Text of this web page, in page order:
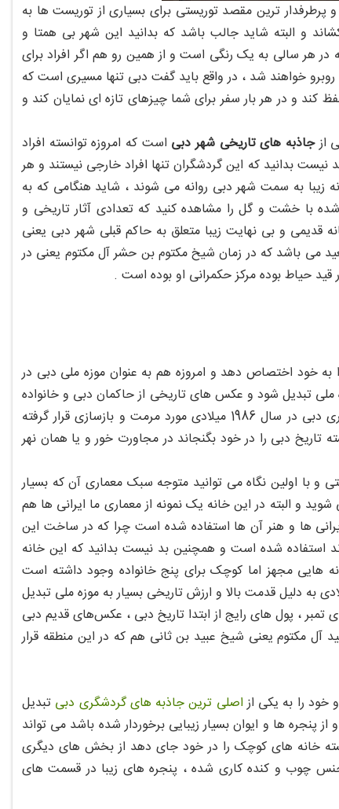
پرطرفدار ترین مقصد توریستی برای بسیاری از توریست ها به
و البته شاید جالب باشد که بدانید این شهر بی همتا و
هر سالی به یک رنگی است و از همین رو هم اگر افراد برای
خواهند شد ، در واقع باید گفت دبی تنها مسیری است که
کند و در هر بار سفر برای شما چیزهای تازه ای نمایان کند و
ازجاذبه های تاریخی شهر دبی است که امروزه توانسته افراد
نیست بدانید که این گردشگران تنها افراد خارجی نیستند و هر
زیبا به سمت شهر دبی روانه می شوند ، شاید هنگامی که به
با خشت و گل را مشاهده کنید که تعدادی آثار تاریخی و
و بی نهایت زیبا متعلق به حاکم قبلی شهر دبی یعنی
می باشد که در زمان شیخ مکتوم بن حشر آل مکتوم یعنی در
وسعتی در حدود 3600 متر مربع از این شهر را به خود اختصاص دهد و امروزه هم به عنوان موزه ملی دبی در
ملی تبدیل شود و عکس های تاریخی از حاکمان دبی و خانواده
های آن ها ، آثار تاریخی و اسکناس های شهر دبی را در خود جای دهد توسط شهرداری دبی در سال 1986 میلادی مورد مرمت و بازسازی قرار گرفته
دبی را در خود بگنجاند در مجاورت خور و یا همان نهر
و با اولین نگاه می توانید متوجه سبک معماری آن که بسیار
و البته در این خانه یک نمونه از معماری ما ایرانی ها هم
ها و هنر آن ها استفاده شده است چرا که در ساخت این
استفاده شده است و همچنین بد نیست بدانید که این خانه
هایی مجهز اما کوچک برای پنج خانواده وجود داشته است
شود ، همان طور که گفته شد خانه شیخ سعید آل مکتوم دبی در سال 1984 میلادی به دلیل قدمت بالا و ارزش تاریخی بسیار به موزه ملی تبدیل
، پول های رایج از ابتدا تاریخ دبی ، عکس‌های قدیم دبی
آل مکتوم یعنی شیخ عبید بن ثانی هم که در این منطقه قرار
اصلی ترین جاذبه های گردشگری دبی تبدیل
ها و ایوان بسیار زیبایی برخوردار شده باشد می تواند
خانه های کوچک را در خود جای دهد از بخش های دیگری
جنس چوب و کنده کاری شده ، پنجره های زیبا در قسمت های